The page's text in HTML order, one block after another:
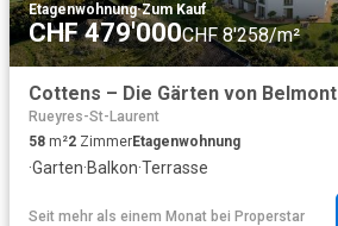
Etagenwohnung·Zum Kauf
CHF 479'000CHF 8'258/m²
Cottens – Die Gärten von Belmont
Rueyres-St-Laurent
58 m²2 ZimmerEtagenwohnung
·Garten·Balkon·Terrasse
Seit mehr als einem Monat bei Properstar